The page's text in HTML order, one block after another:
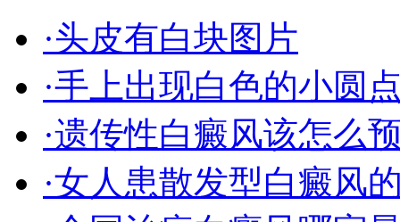
·头皮有白块图片
·手上出现白色的小圆
·遗传性白癜风该怎么
·女人患散发型白癜风